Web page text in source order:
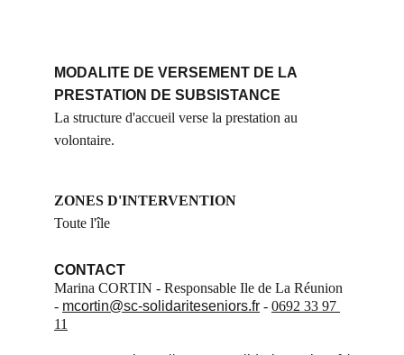
MODALITE DE VERSEMENT DE LA
PRESTATION DE SUBSISTANCE
La structure d'accueil verse la prestation au
volontaire.
ZONES D'INTERVENTION
Toute l'île
CONTACT
Marina CORTIN - Responsable Ile de La Réunion
- mcortin@sc-solidariteseniors.fr - 0692 33 97
11